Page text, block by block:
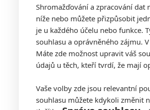
Shromažďování a zpracování
níže nebo můžete přizpůsobit
je u každého účelu nebo funkce.
souhlasu a oprávněného zájmu.
Máte zde možnost upravit váš
údajů u těch, kteří tvrdí, že mají
Vaše volby zde jsou relevantní
souhlasu můžete kdykoli změnit